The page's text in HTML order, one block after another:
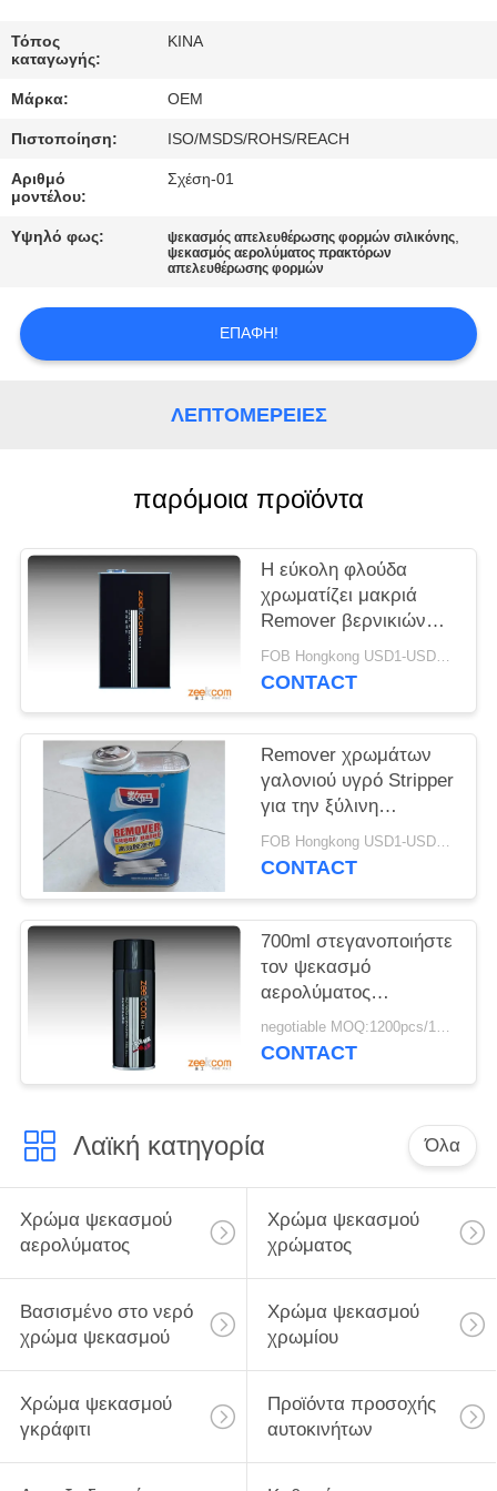
ΜΑΣ
ΕΛΆΤΕ
ΣΕ
ΕΠΑΦΉ
ΜΕ
ΈΝΑ
ΑΠΌΣΠΑΣΜΑ
PRIVACY
POLICY
Τόπος
καταγωγής:
ΚΙΝΑ
Μάρκα: OEM
Πιστοποίηση: ISO/MSDS/ROHS/REACH
Αριθμό
μοντέλου:
Σχέση-01
Υψηλό φως: ψεκασμός απελευθέρωσης φορμών σιλικόνης,
ψεκασμός αερολύματος πρακτόρων
απελευθέρωσης φορμών
ΕΠΑΦΉ!
ΛΕΠΤΟΜΈΡΕΙΕΣ
παρόμοια προϊόντα
Η εύκολη φλούδα
χρωματίζει μακριά
Remover βερνικιών
για την ξύλινη
τεκτονική μετάλλων
FOB Hongkong USD1-USD3 per piece MOQ:1000pcs
CONTACT
Remover χρωμάτων
γαλονιού υγρό Stripper
για την ξύλινη
τεκτονική μετάλλων
FOB Hongkong USD1-USD3 per piece MOQ:1000pcs
CONTACT
700ml στεγανοποιήστε
τον ψεκασμό
αερολύματος
στεγανωτικής ουσίας
σωλήνων χρωμάτων
negotiable MOQ:1200pcs/100ctns για κάθε χρώμα
CONTACT
Λαϊκή κατηγορία Όλα
Χρώμα ψεκασμού
αερολύματος
Χρώμα ψεκασμού
χρώματος
Βασισμένο στο νερό
χρώμα ψεκασμού
Χρώμα ψεκασμού
χρωμίου
Χρώμα ψεκασμού
γκράφιτι
Προϊόντα προσοχής
αυτοκινήτων